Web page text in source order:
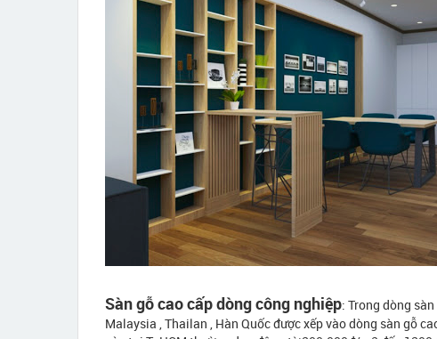
Sàn gỗ cao cấp dòng công nghiệp: Trong dòng
Malaysia , Thailan , Hàn Quốc được xếp vào dòng sàn gỗ